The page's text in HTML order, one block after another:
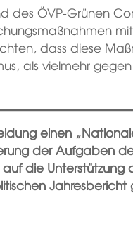
des ÖVP-Grünen
mit
dass diese
als vielmehr
einen
der Aufgaben
die Unterstützung